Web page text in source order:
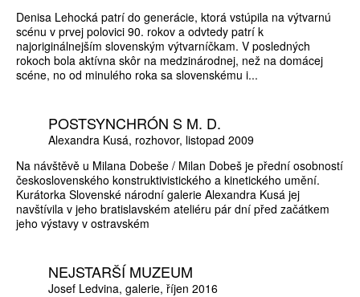
Denisa Lehocká patrí do generácie, ktorá vstúpila na výtvarnú
scénu v prvej polovici 90. rokov a odvtedy patrí k
najoriginálnejším slovenským výtvarníčkam. V posledných
rokoch bola aktívna skôr na medzinárodnej, než na domácej
scéne, no od minulého roka sa slovenskému i...
POSTSYNCHRÓN S M. D.
Alexandra Kusá rozhovor listopad 2009
Na návštěvě u Milana Dobeše / Milan Dobeš je přední osobností
československého konstruktivistického a kinetického umění.
Kurátorka Slovenské národní galerie Alexandra Kusá jej
navštívila v jeho bratislavském ateliéru pár dní před začátkem
jeho výstavy v ostravském
NEJSTARŠÍ MUZEUM
Josef Ledvina galerie říjen 2016